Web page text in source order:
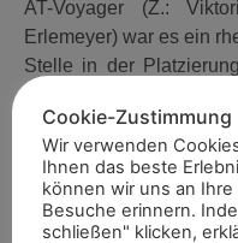
AT-Voyager (Z.:
Erlemeyer) war es ein
Stelle in der
Drittplatzierte aus dem
im Sattel des
Belissimo HS-
Carina Uellekes) auf
Cookie-Zustimmung
Wir verwenden
Ihnen das beste
können wir uns an
Besuche erinnern.
schließen" klicken,